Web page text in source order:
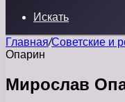
Искать
Главная/Советские и
Опарин
Мирослав